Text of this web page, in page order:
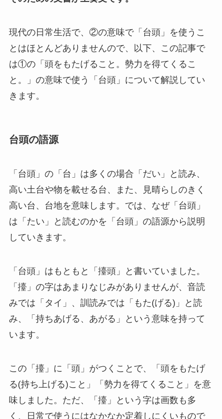
現代の日常生活で、②の意味で「台頭」を使うこ
とはほとんどありませんので、以下、この記事で
は①の「頭をもたげること。勢力を得てくるこ
と。」の意味で使う「台頭」について解説してい
きます。
台頭の語源
「台頭」の「台」は多くの場合「だい」と読み、
高い土台や物を載せる台、また、見晴らしのきく
高い台、台地を意味します。では、なぜ「台頭」
は「たい」と読むのかを「台頭」の語源から説明
していきます。
「台頭」はもともと「擡頭」と書いていました。
「擡」の字はあまりなじみがありませんが、音読
みでは「タイ」、訓読みでは「もた(げる)」と読
み、「持ちあげる、あがる」という意味を持って
います。
この「擡」に「頭」がつくことで、「頭をもたげ
る(持ち上げる)こと」「勢力を得てくること」を意
味しました。ただ、「擡」という字は画数も多
く、日常で使うにはなかなか定着しにくいもので